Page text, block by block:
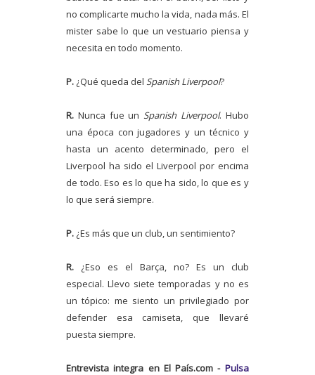
no complicarte mucho la vida, nada más. El
mister sabe lo que un vestuario piensa y
necesita en todo momento.
P. ¿Qué queda del Spanish Liverpool?
R. Nunca fue unSpanish Liverpool. Hubo
una época con jugadores y un técnico y
hasta un acento determinado, pero el
Liverpool ha sido el Liverpool por encima
de todo. Eso es lo que ha sido, lo que es y
lo que será siempre.
P. ¿Es más que un club, un sentimiento?
R. ¿Eso es el Barça, no? Es un club
especial. Llevo siete temporadas y no es
un tópico: me siento un privilegiado por
defender esa camiseta, que llevaré
puesta siempre.
Entrevista integra en El País.com - Pulsa